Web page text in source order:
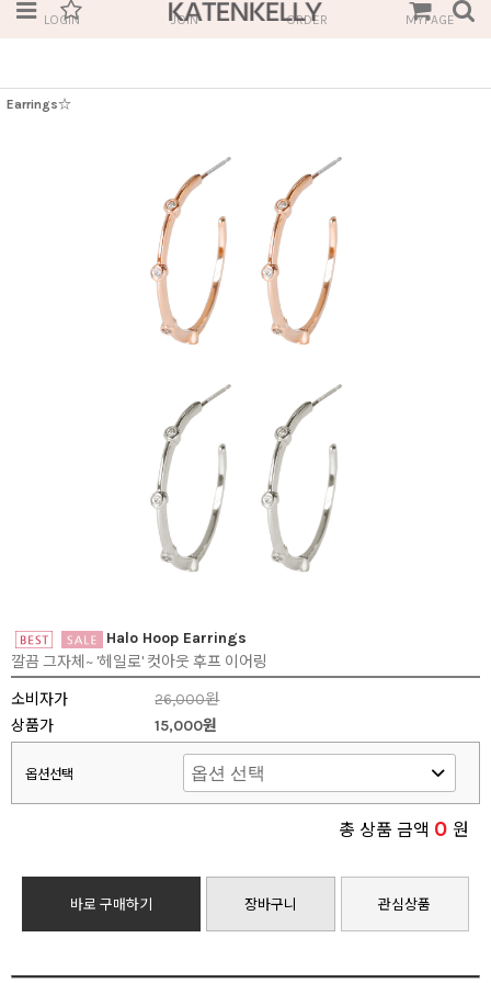
LOGIN JOIN ORDER MYPAGE
Earrings☆
Halo Hoop Earrings
깔끔 그자체~ '헤일로' 컷아웃 후프 이어링
소비자가
26,000원
상품가
15,000원
옵션선택
총 상품 금액 0 원
바로 구매하기 장바구니 관심상품